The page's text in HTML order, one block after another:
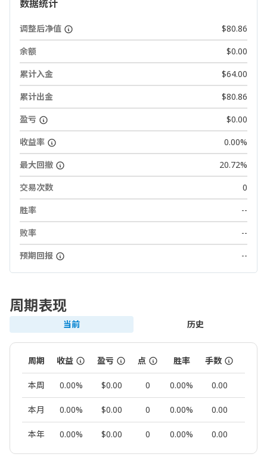
数据统计
调整后净值
$80.86
余额
$0.00
累计入金
$64.00
累计出金
$80.86
盈亏
$0.00
收益率
0.00%
最大回撤
20.72%
交易次数
0
胜率
--
败率
--
预期回报
--
周期表现
当前 历史
周期 收益 盈亏 点 胜率 手数
本周 0.00% $0.00 0 0.00% 0.00
本月 0.00% $0.00 0 0.00% 0.00
本年 0.00% $0.00 0 0.00% 0.00